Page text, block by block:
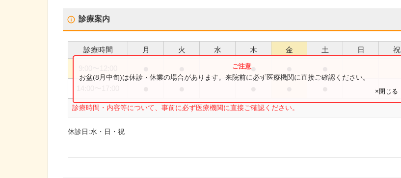
診療案内
診療時間 月 火 水 木 金 土 日 祝
●
診療時間・内容等について、事前に必ず医療機関に直接ご確認ください。
お盆(8月中旬)は休診・休業の場合があります。来院前に必ず医療機関に直接ご確認ください。
×閉じる
休診日:水・日・祝